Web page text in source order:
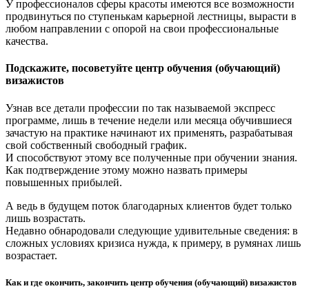
У профессионалов сферы красоты имеются все возможности
продвинуться по ступенькам карьерной лестницы, вырасти в
любом направлении с опорой на свои профессиональные
качества.
Подскажите, посоветуйте центр обучения (обучающий)
визажистов
Узнав все детали профессии по так называемой экспресс
программе, лишь в течение недели или месяца обучившиеся
зачастую на практике начинают их применять, разрабатывая
свой собственный свободный график.
И способствуют этому все полученные при обучении знания.
Как подтверждение этому можно назвать примеры
повышенных прибылей.
А ведь в будущем поток благодарных клиентов будет только
лишь возрастать.
Недавно обнародовали следующие удивительные сведения: в
сложных условиях кризиса нужда, к примеру, в румянах лишь
возрастает.
Как и где окончить, закончить центр обучения (обучающий) визажистов